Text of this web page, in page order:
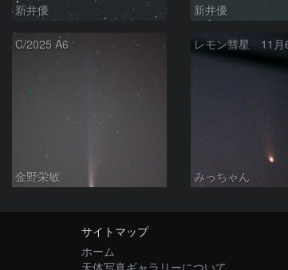
新井優 新井優
C/2025 A6
金野栄敏
レモン彗星 11月
みっちゃん
サイトマップ
ホーム
天体写真ギャラリーについて